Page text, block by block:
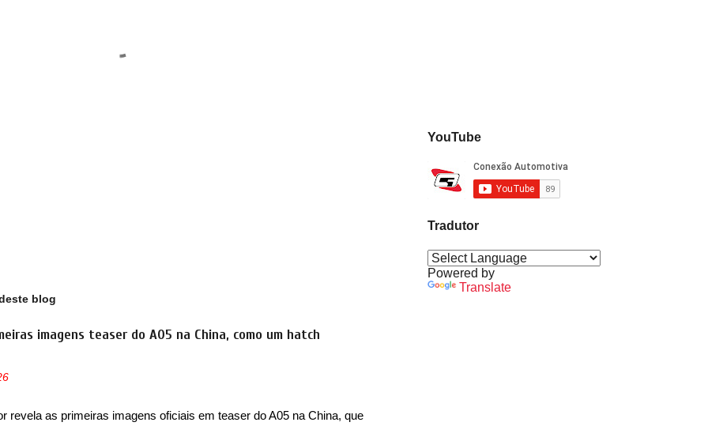
YouTube
Tradutor
Powered by
Translate
blog
imagens teaser do A05 na China, como um hatch
revela as primeiras imagens oficiais em teaser do A05 na China, que